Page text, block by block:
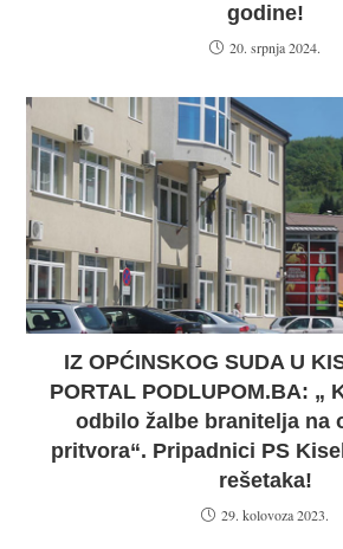
godine!
20. srpnja 2024.
IZ OPĆINSKOG SUDA U
PORTAL PODLUPOM.BA: „
odbilo žalbe branitelja na
pritvora“. Pripadnici PS
rešetaka!
29. kolovoza 2023.